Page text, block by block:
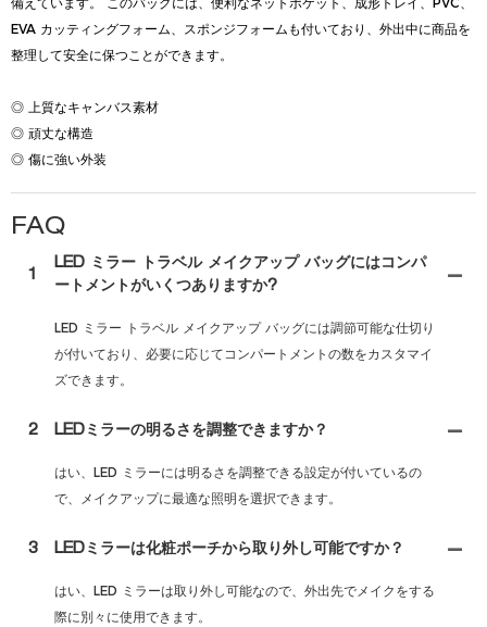
EVA カッティングフォーム、スポンジフォームも付いており、外出中に商品を
整理して安全に保つことができます。
◎ 上質なキャンバス素材
◎ 頑丈な構造
◎ 傷に強い外装
FAQ
1
LED ミラー トラベル メイクアップ バッグにはコンパ
ートメントがいくつありますか?
LED ミラー トラベル メイクアップ バッグには調節可能な仕切り
が付いており、必要に応じてコンパートメントの数をカスタマイ
ズできます。
2 LEDミラーの明るさを調整できますか？
はい、LED ミラーには明るさを調整できる設定が付いているの
で、メイクアップに最適な照明を選択できます。
3 LEDミラーは化粧ポーチから取り外し可能ですか？
はい、LED ミラーは取り外し可能なので、外出先でメイクをする
際に別々に使用できます。